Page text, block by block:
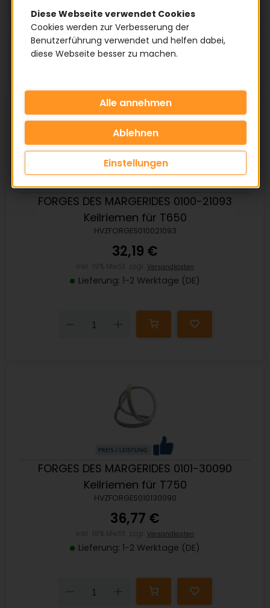
Artikel pro Seite:
FORGES DES MARGERIDES 0100-21093
Keilriemen für T650
HVZFORGES010021093
32,19 €
Versandkosten
Lieferung: 1-2 Werktage (DE)
Down
FORGES DES MARGERIDES 0101-30090
Keilriemen für T750
HVZFORGES010130090
36,77 €
Versandkosten
Lieferung: 1-2 Werktage (DE)
Down
Diese Webseite verwendet Cookies
Cookies werden zur Verbesserung der
Benutzerführung verwendet und helfen dabei,
diese Webseite besser zu machen.
Einstellungen